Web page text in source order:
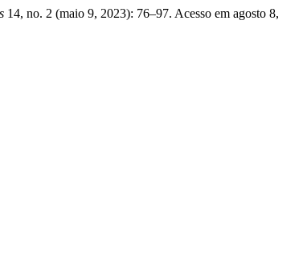
14, no. 2 (maio 9, 2023): 76–97. Acesso em agosto 8,